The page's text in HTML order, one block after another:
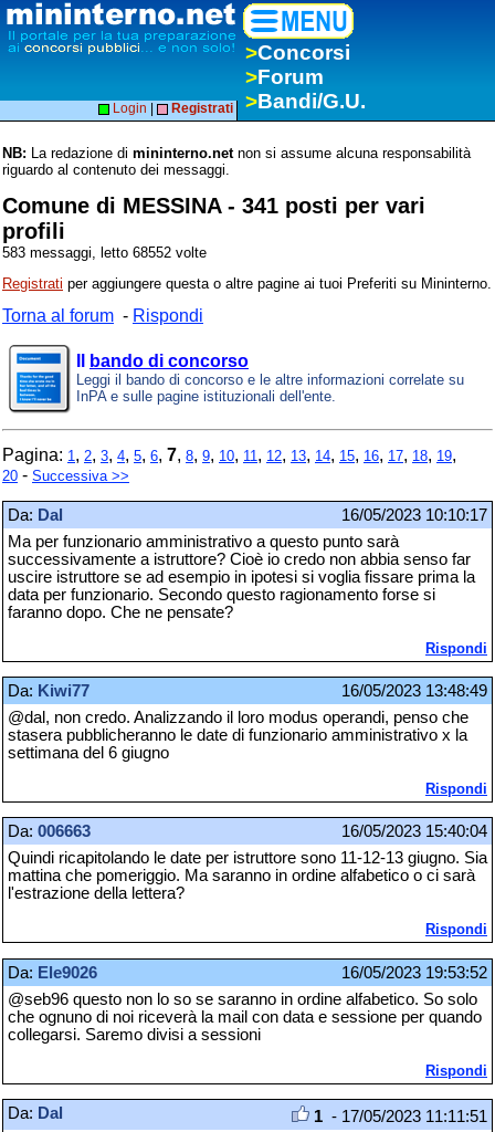
>Concorsi
>Forum
>Bandi/G.U.
Login Registrati
NB: La redazione di mininterno.netnon si assume alcuna responsabilità
riguardo al contenuto dei messaggi.
Comune di MESSINA - 341 posti per vari
profili
583 messaggi, letto 68552 volte
Registrati per aggiungere questa o altre pagine ai tuoi Preferiti su Mininterno.
Torna al forum - Rispondi
bando di concorso
Leggi il bando di concorso e le altre informazioni correlate su
InPA e sulle pagine istituzionali dell'ente.
Pagina: 1, 2, 3, 4, 5, 6, 7, 8, 9, 10, 11, 12, 13, 14, 15, 16, 17, 18, 19,
20 - Successiva >>
Da: Dal
16/05/2023 10:10:17
Ma per funzionario amministrativo a questo punto sarà
successivamente a istruttore? Cioè io credo non abbia senso far
uscire istruttore se ad esempio in ipotesi si voglia fissare prima la
data per funzionario. Secondo questo ragionamento forse si
faranno dopo. Che ne pensate?
Rispondi
Da: Kiwi77
16/05/2023 13:48:49
@dal, non credo. Analizzando il loro modus operandi, penso che
stasera pubblicheranno le date di funzionario amministrativo x la
settimana del 6 giugno
Rispondi
Da: 006663
16/05/2023 15:40:04
Quindi ricapitolando le date per istruttore sono 11-12-13 giugno. Sia
mattina che pomeriggio. Ma saranno in ordine alfabetico o ci sarà
l'estrazione della lettera?
Rispondi
Da: Ele9026
16/05/2023 19:53:52
@seb96 questo non lo so se saranno in ordine alfabetico. So solo
che ognuno di noi riceverà la mail con data e sessione per quando
collegarsi. Saremo divisi a sessioni
Rispondi
Da: Dal 1 - 17/05/2023 11:11:51